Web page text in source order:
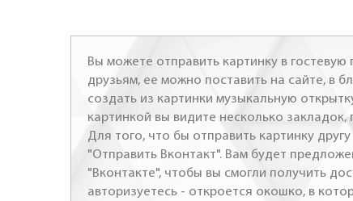
Вы можете отправить картинку в
друзьям, ее можно поставить на сайте, в
создать из картинки музыкальную
картинкой вы видите несколько
Для того, что бы отправить картинку
"Отправить Вконтакт". Вам будет
"Вконтакте", чтобы вы смогли получить
авторизуетесь - откроется окошко, в